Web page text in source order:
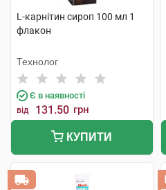
L-карнітин сироп 100 мл 1
флакон
Технолог
Є в наявності
від 131.50 грн
КУПИТИ